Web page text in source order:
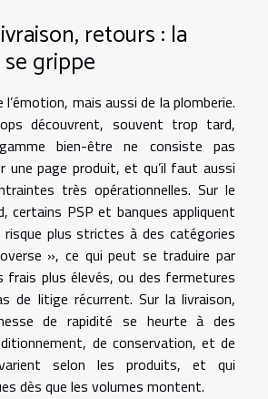
retours : la
grippe
l’émotion, mais aussi de la plomberie.
découvrent, souvent trop tard,
bien-être ne consiste pas
une page produit, et qu’il faut aussi
très opérationnelles. Sur le
certains PSP et banques appliquent
plus strictes à des catégories
», ce qui peut se traduire par
frais plus élevés, ou des fermetures
de litige récurrent. Sur la livraison,
de rapidité se heurte à des
de conservation, et de
selon les produits, et qui
dès que les volumes montent.